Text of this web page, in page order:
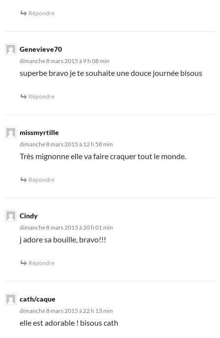
Répondre
Genevieve70
dimanche 8 mars 2015 à 9 h 08 min
superbe bravo je te souhaite une douce journée bisous
Répondre
missmyrtille
dimanche 8 mars 2015 à 12 h 58 min
Très mignonne elle va faire craquer tout le monde.
Répondre
Cindy
dimanche 8 mars 2015 à 20 h 01 min
j adore sa bouille, bravo!!!
Répondre
cath/caque
dimanche 8 mars 2015 à 22 h 13 min
elle est adorable ! bisous cath